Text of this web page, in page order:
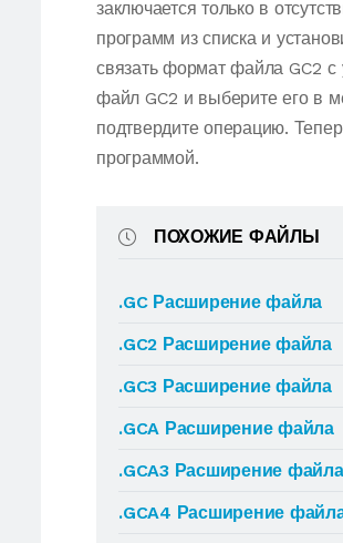
заключается только в
программ из списка и
связать формат файла GC2
файл GC2 и выберите его в
подтвердите операцию.
программой.
ПОХОЖИЕ ФАЙЛЫ
.GC Расширение файла
.GC2 Расширение файла
.GC3 Расширение файла
.GCA Расширение файла
.GCA3 Расширение файла
.GCA4 Расширение